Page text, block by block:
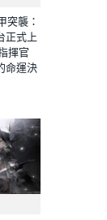
突襲：
正式上
揮官
命運決